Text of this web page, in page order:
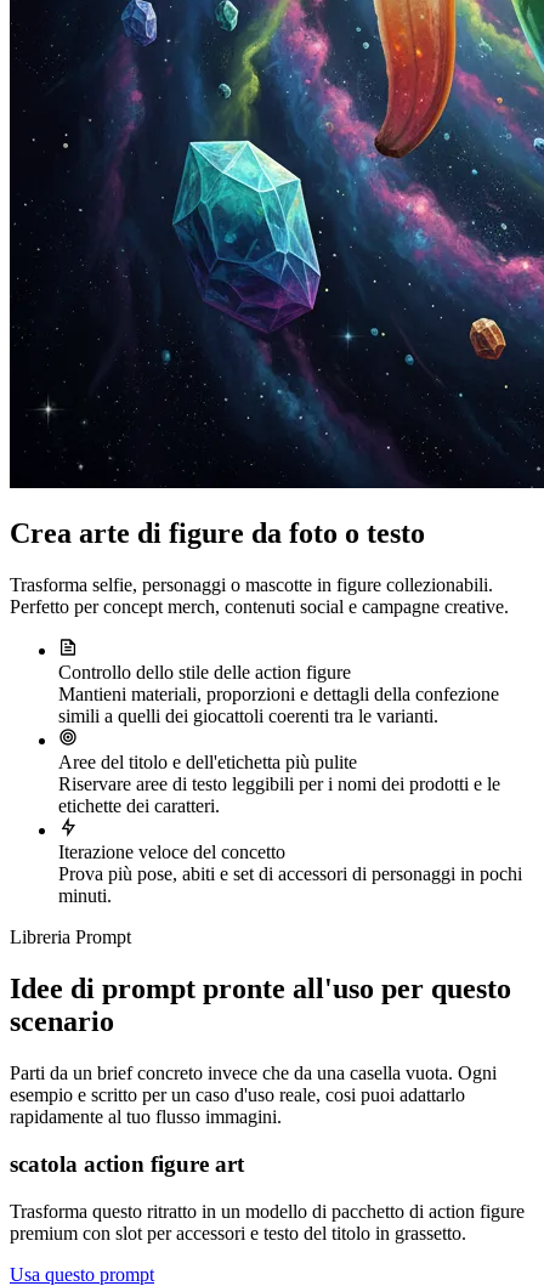
Crea arte di figure da foto o testo
Trasforma selfie, personaggi o mascotte in figure collezionabili.
Perfetto per concept merch, contenuti social e campagne creative.
Controllo dello stile delle action figure
Mantieni materiali, proporzioni e dettagli della confezione
simili a quelli dei giocattoli coerenti tra le varianti.
Aree del titolo e dell'etichetta più pulite
Riservare aree di testo leggibili per i nomi dei prodotti e le
etichette dei caratteri.
Iterazione veloce del concetto
Prova più pose, abiti e set di accessori di personaggi in pochi
minuti.
Libreria Prompt
Idee di prompt pronte all'uso per questo
scenario
Parti da un brief concreto invece che da una casella vuota. Ogni
esempio e scritto per un caso d'uso reale, cosi puoi adattarlo
rapidamente al tuo flusso immagini.
scatola action figure art
Trasforma questo ritratto in un modello di pacchetto di action figure
premium con slot per accessori e testo del titolo in grassetto.
Usa questo prompt